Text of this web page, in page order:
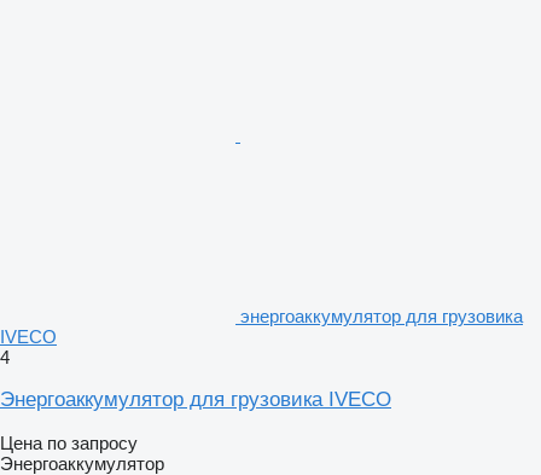
энергоаккумулятор для грузовика
IVECO
4
Энергоаккумулятор для грузовика IVECO
Цена по запросу
Энергоаккумулятор